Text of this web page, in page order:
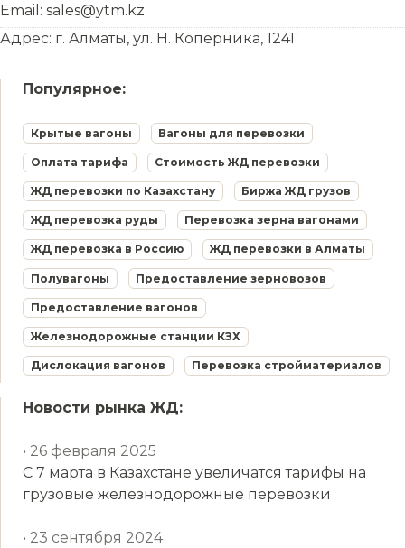
Email: sales@ytm.kz
Адрес: г. Алматы, ул. Н. Коперника, 124Г
Популярное:
Крытые вагоны Вагоны для перевозки
Оплата тарифа Стоимость ЖД перевозки
ЖД перевозки по Казахстану Биржа ЖД грузов
ЖД перевозка руды Перевозка зерна вагонами
ЖД перевозка в Россию ЖД перевозки в Алматы
Полувагоны Предоставление зерновозов
Предоставление вагонов
Железнодорожные станции КЗХ
Дислокация вагонов Перевозка стройматериалов
Новости рынка ЖД:
• 26 февраля 2025
С 7 марта в Казахстане увеличатся тарифы на
грузовые железнодорожные перевозки
• 23 сентября 2024